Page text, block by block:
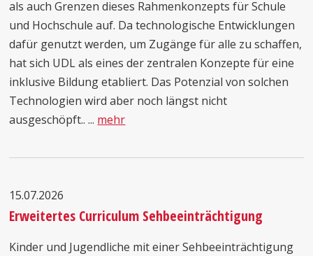
als auch Grenzen dieses Rahmenkonzepts für Schule
und Hochschule auf. Da technologische Entwicklungen
dafür genutzt werden, um Zugänge für alle zu schaffen,
hat sich UDL als eines der zentralen Konzepte für eine
inklusive Bildung etabliert. Das Potenzial von solchen
Technologien wird aber noch längst nicht
ausgeschöpft.. ... mehr
15.07.2026
Erweitertes Curriculum Sehbeeinträchtigung
Kinder und Jugendliche mit einer Sehbeeinträchtigung